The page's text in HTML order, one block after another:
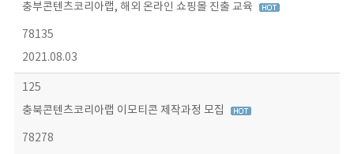
충부콘텐츠코리아랩, 해외 온라인 쇼핑몰 진출 교육
78135
2021.08.03
125
충북콘텐츠코리아랩 이모티콘 제작과정 모집
78278